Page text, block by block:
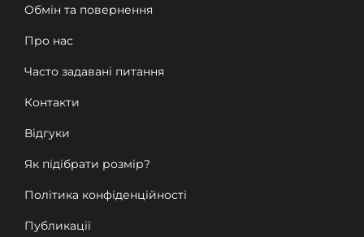
Обмін та повернення
Про нас
Часто задавані питання
Контакти
Відгуки
Як підібрати розмір?
Політика конфіденційності
Публикації